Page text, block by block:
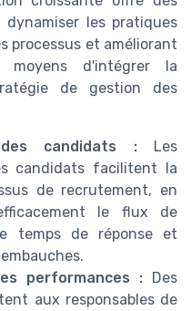
les pratiques
processus et améliorant
moyens d'intégrer la
de gestion des
candidats :Les
candidats facilitent la
de recrutement, en
le flux de
temps de réponse et
performances :Des
aux responsables de